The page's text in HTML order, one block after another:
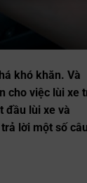
khó khăn. Và
cho việc lùi xe
đầu lùi xe và
lời một số